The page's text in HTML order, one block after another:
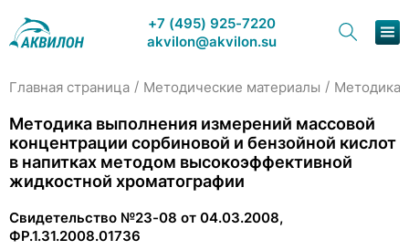
+7 (495) 925-7220
akvilon@akvilon.su
Хроматография
Главная страница / Методические материалы / Методика
Методика выполнения измерений массовой
концентрации сорбиновой и бензойной кислот
в напитках методом высокоэффективной
жидкостной хроматографии
Свидетельство №23-08 от 04.03.2008,
ФР.1.31.2008.01736